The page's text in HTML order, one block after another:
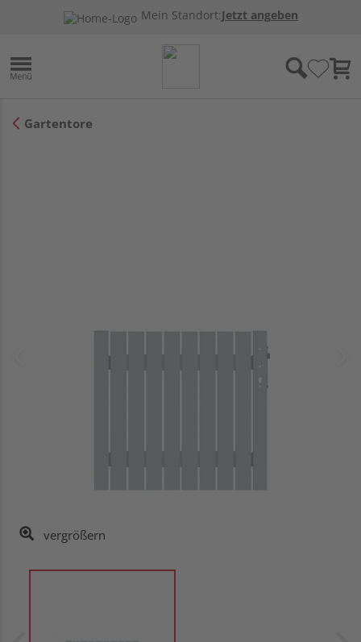
Mein Standort:Jetzt angeben
Gartentore
vergrößern